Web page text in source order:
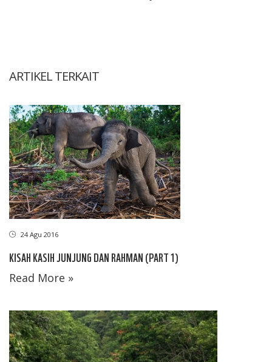
ARTIKEL TERKAIT
24 Agu 2016
KISAH KASIH JUNJUNG DAN RAHMAN (PART 1)
Read More »